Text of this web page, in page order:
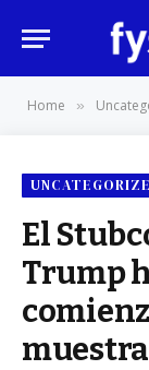
Home »
El
Trump